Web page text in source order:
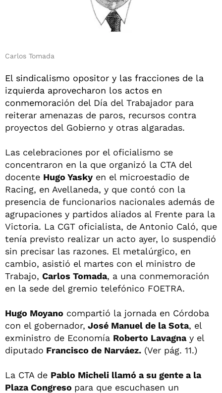
Carlos Tomada
El sindicalismo opositor y las fracciones de la
izquierda aprovecharon los actos en
conmemoración del Día del Trabajador para
reiterar amenazas de paros, recursos contra
proyectos del Gobierno y otras algaradas.
Las celebraciones por el oficialismo se
concentraron en la que organizó la CTA del
docente Hugo Yasky en el microestadio de
Racing, en Avellaneda, y que contó con la
presencia de funcionarios nacionales además de
agrupaciones y partidos aliados al Frente para la
Victoria. La CGT oficialista, de Antonio Caló, que
tenía previsto realizar un acto ayer, lo suspendió
sin precisar las razones. El metalúrgico, en
cambio, asistió el martes con el ministro de
Trabajo, Carlos Tomada, a una conmemoración
en la sede del gremio telefónico FOETRA.
Hugo Moyano compartió la jornada en Córdoba
con el gobernador, José Manuel de la Sota, el
exministro de Economía Roberto Lavagnay el
diputado Francisco de Narváez. (Ver pág. 11.)
La CTA de Pablo Micheli llamó a su gente a la
Plaza Congreso para que escuchasen un